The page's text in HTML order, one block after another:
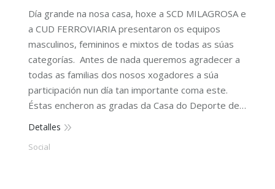
Día grande na nosa casa, hoxe a SCD MILAGROSA e
a CUD FERROVIARIA presentaron os equipos
masculinos, femininos e mixtos de todas as súas
categorías. Antes de nada queremos agradecer a
todas as familias dos nosos xogadores a súa
participación nun día tan importante coma este.
Éstas encheron as gradas da Casa do Deporte de…
Detalles
Social